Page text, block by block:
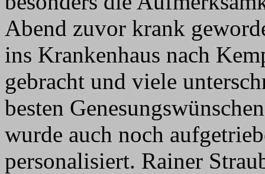
Abend zuvor krank
ins Krankenhaus nach
gebracht und viele
besten
wurde auch noch
personalisiert. Rainer